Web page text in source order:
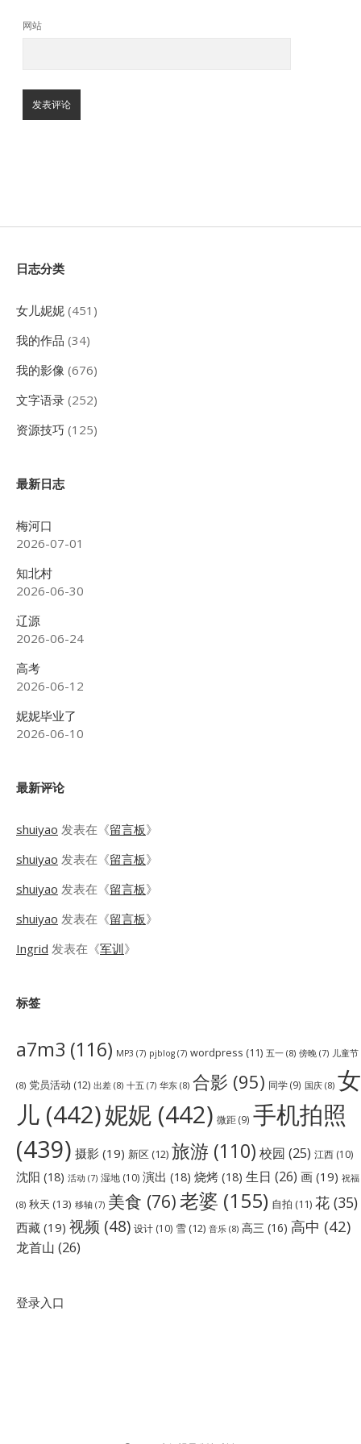
网站
Sidebar
日志分类
女儿妮妮 (451)
我的作品 (34)
我的影像 (676)
文字语录 (252)
资源技巧 (125)
最新日志
梅河口
2026-07-01
知北村
2026-06-30
辽源
2026-06-24
高考
2026-06-12
妮妮毕业了
2026-06-10
最新评论
shuiyao 发表在《留言板》
shuiyao 发表在《留言板》
shuiyao 发表在《留言板》
shuiyao 发表在《留言板》
Ingrid 发表在《军训》
标签
a7m3 (116) MP3 (7) pjblog (7) wordpress (11) 五一 (8) 傍晚 (7) 儿童节
(8) 党员活动 (12) 出差 (8) 十五 (7) 华东 (8) 合影 (95) 同学(9) 国庆 (8) 女
儿 (442)妮妮 (442) 微距(9) 手机拍照
(439) 摄影 (19) 新区 (12) 旅游 (110) 校园 (25) 江西 (10)
沈阳 (18) 活动 (7) 湿地 (10) 演出 (18) 烧烤 (18) 生日 (26) 画 (19) 祝福
(8) 秋天 (13) 移轴 (7) 美食 (76)老婆 (155) 自拍 (11) 花 (35)
西藏 (19) 视频 (48) 设计 (10) 雪 (12) 音乐 (8) 高三 (16) 高中 (42)
龙首山 (26)
登录入口